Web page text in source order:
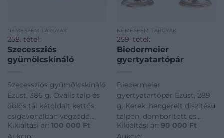
NEMESFÉM TÁRGYAK
258. tétel:
Szecessziós
gyümölcskínáló
Szecessziós gyümölcskínáló
Ezüst, 386 g. Ovális talp és
öblös tál kétoldalt kettős
csigavonalban végződő
fülekkel. Peremein
Kikiáltási ár: 100 000 Ft
NEMESFÉM TÁRGYAK
259. tétel:
Biedermeier
gyertyatartópár
Biedermeier
gyertyatartópár Ezüst, 289
g. Kerek, hengerelt díszítésű
talpon, domborított és
vésett, virágos bordűrrel
Kikiáltási ár: 90 000 Ft